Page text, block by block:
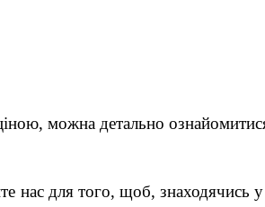
можна детально
нас для того, щоб, знаходячись у